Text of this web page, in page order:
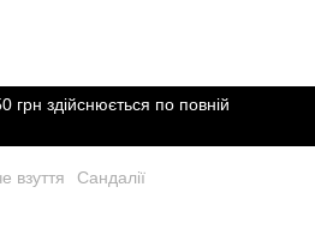
грн здійснюється по повній
взуття Сандалії